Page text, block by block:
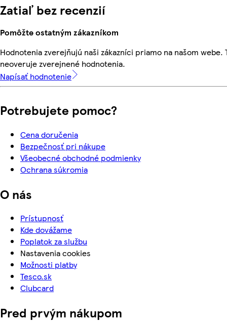
Zatiaľ bez recenzií
Pomôžte ostatným zákazníkom
Hodnotenia zverejňujú naši zákazníci priamo na našom webe.
neoveruje zverejnené hodnotenia.
Napísať hodnotenie
Potrebujete pomoc?
Cena doručenia
Bezpečnosť pri nákupe
Všeobecné obchodné podmienky
Ochrana súkromia
O nás
Prístupnosť
Kde dovážame
Poplatok za službu
Nastavenia cookies
Možnosti platby
Tesco.sk
Clubcard
Pred prvým nákupom